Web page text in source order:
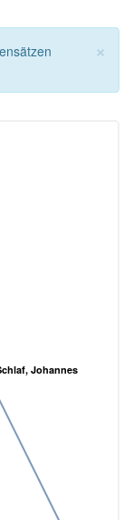
×
Johannes